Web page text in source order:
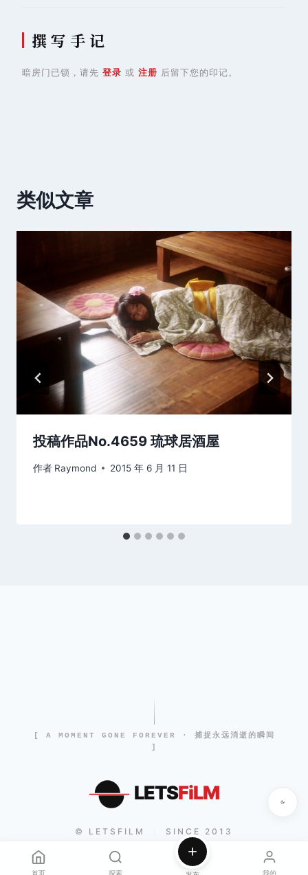
撰 写 手 记
暗房门已锁，请先 登录 或 注册 后留下您的印记。
类似文章
投稿作品No.4659 琉球居酒屋
作者 Raymond 2015 年 6 月 11 日
[ A MOMENT GONE FOREVER · 捕捉永远消逝的瞬间
]
LETSFiLM
© LETSFILM SINCE 2013
首页 探索 我的